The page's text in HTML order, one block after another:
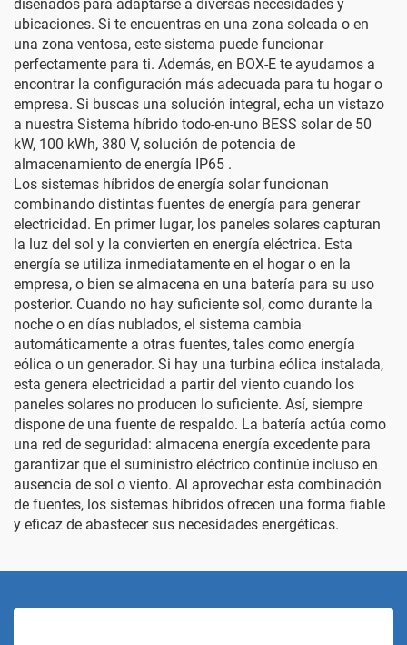
diseñados para adaptarse a diversas necesidades y
ubicaciones. Si te encuentras en una zona soleada o en
una zona ventosa, este sistema puede funcionar
perfectamente para ti. Además, en BOX-E te ayudamos a
encontrar la configuración más adecuada para tu hogar o
empresa. Si buscas una solución integral, echa un vistazo
a nuestra Sistema híbrido todo-en-uno BESS solar de 50
kW, 100 kWh, 380 V, solución de potencia de
almacenamiento de energía IP65 .
Los sistemas híbridos de energía solar funcionan
combinando distintas fuentes de energía para generar
electricidad. En primer lugar, los paneles solares capturan
la luz del sol y la convierten en energía eléctrica. Esta
energía se utiliza inmediatamente en el hogar o en la
empresa, o bien se almacena en una batería para su uso
posterior. Cuando no hay suficiente sol, como durante la
noche o en días nublados, el sistema cambia
automáticamente a otras fuentes, tales como energía
eólica o un generador. Si hay una turbina eólica instalada,
esta genera electricidad a partir del viento cuando los
paneles solares no producen lo suficiente. Así, siempre
dispone de una fuente de respaldo. La batería actúa como
una red de seguridad: almacena energía excedente para
garantizar que el suministro eléctrico continúe incluso en
ausencia de sol o viento. Al aprovechar esta combinación
de fuentes, los sistemas híbridos ofrecen una forma fiable
y eficaz de abastecer sus necesidades energéticas.